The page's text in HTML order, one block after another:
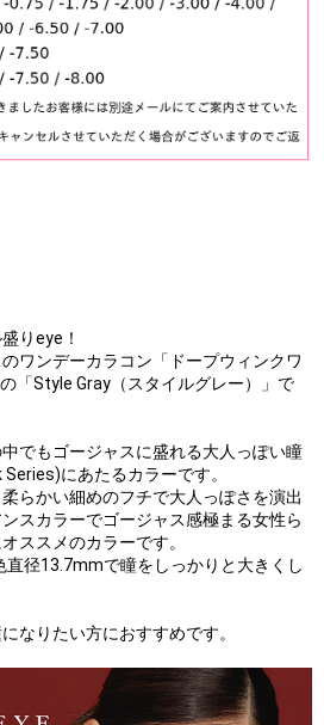
りeye！
ワンデーカラコン「ドープウィンクワ
「Style Gray（スタイルグレー）」で
でもゴージャスに盛れる大人っぽい瞳
にあたるカラーです。
らかい細めのフチで大人っぽさを演出
スカラーでゴージャス感極まる女性ら
ススメのカラーです。
径13.7mmで瞳をしっかりと大きくし
なりたい方におすすめです。